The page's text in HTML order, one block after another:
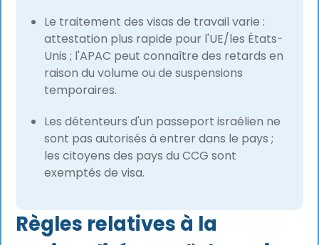
Le traitement des visas de travail varie :
attestation plus rapide pour l'UE/les États-
Unis ; l'APAC peut connaître des retards en
raison du volume ou de suspensions
temporaires.
Les détenteurs d'un passeport israélien ne
sont pas autorisés à entrer dans le pays ;
les citoyens des pays du CCG sont
exemptés de visa.
Règles relatives à la